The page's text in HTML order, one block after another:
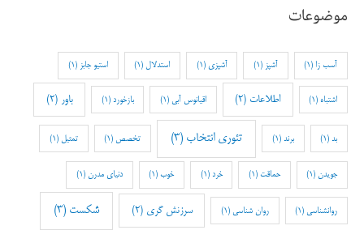
موضوعات
آسب زا (1) آشپز (1) آشپزی (1) استدلال (1) استیو جابز (1)
اشتباه (1) اطلاعات (2) اقیانوس آبی (1) بازخورد (1) باور (2)
بد(1) برند (1) تئوری انتخاب (3) تخصص (1) تمثیل (1)
جویدن (1) حماقت (1) خرد (1) خوب(1) دنیای مدرن (1)
روانشناسی (1) روان شناسی (1) سرزنش گری (2) شکست (3)